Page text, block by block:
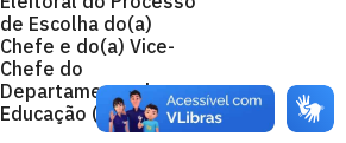
de Escolha do(a)
Chefe e do(a) Vice-
Chefe do
Departamento de
Educação (DED/CCAE)